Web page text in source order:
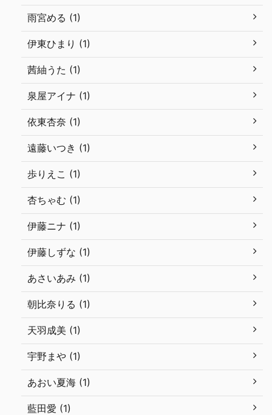
雨宮める (1)
伊東ひまり (1)
茜紬うた (1)
泉屋アイナ (1)
依東杏奈 (1)
遠藤いつき (1)
歩りえこ (1)
杏ちゃむ (1)
伊藤ニナ (1)
伊藤しずな (1)
あさいあみ (1)
朝比奈りる (1)
天羽成美 (1)
宇野まや (1)
あおい夏海 (1)
藍田愛 (1)